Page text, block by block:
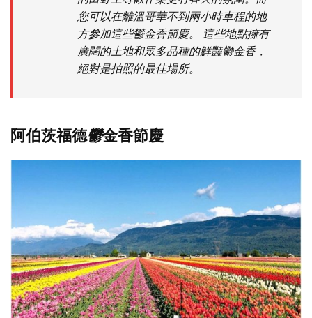
您可以在離溫哥華不到兩小時車程的地
方參加這些鬱金香節慶。 這些地點擁有
廣闊的土地和眾多品種的鮮豔鬱金香，
絕對是拍照的最佳場所。
阿伯茨福德鬱金香節慶